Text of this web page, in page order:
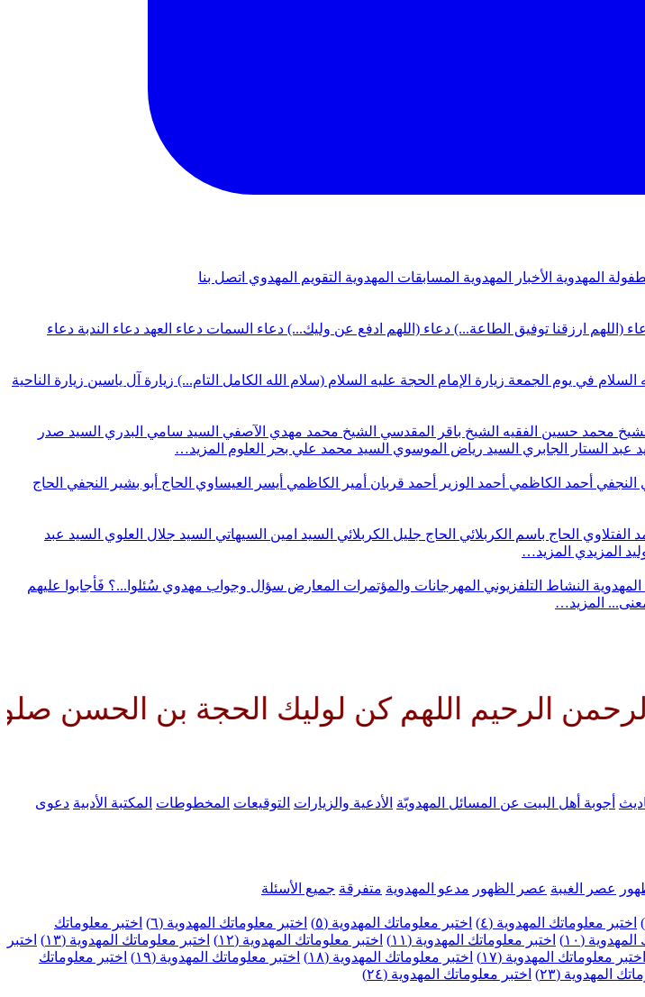
المهدوية الأخبار المهدوية المسابقات المهدوية التقويم المهدوي اتصل بنا
(اللهم ارزقنا توفيق الطاعة...) دعاء (اللهم ادفع عن وليك...) دعاء السمات دعاء العهد دعاء الندبة دعاء
السلام في يوم الجمعة زيارة الإمام الحجة عليه السلام (سلام الله الكامل التام...) زيارة آل ياسين زيارة الناحية
محمد حسين الفقيه الشيخ باقر المقدسي الشيخ محمد مهدي الآصفي السيد سامي البدري السيد صدر
عبد الستار الجابري السيد رياض الموسوي السيد محمد علي بحر العلوم المزيد…
النجفي أحمد الكاظمي أحمد الوزير أحمد قربان أمير الكاظمي أيسر العيساوي الحاج أبو بشير النجفي الحاج
الفتلاوي الحاج باسم الكربلائي الحاج جليل الكربلائي السيد امين السيهاتي السيد جلال العلوي السيد عبد
المزيدي المزيد…
المهدوية النشاط التلفزيوني المهرجانات والمؤتمرات المعارض سؤال وجواب مهدوي سُئلوا...؟ فَأجابوا عليهم
المزيد…
اللهم كن لوليك الحجة بن الحسن صلواتك
أجوبة أهل البيت عن المسائل المهدويّة الأدعية والزيارات التوقيعات المخطوطات المكتبة الأدبية دعوى
عصر الغيبة عصر الظهور مدعو المهدوية متفرقة جميع الأسئلة
اختبر معلوماتك المهدوية (٤) اختبر معلوماتك المهدوية (٥) اختبر معلوماتك المهدوية (٦)
اختبر معلوماتك
(١٠) اختبر معلوماتك المهدوية (١١) اختبر معلوماتك المهدوية (١٢) اختبر معلوماتك المهدوية (١٣)
اختبر
اختبر معلوماتك المهدوية (١٧) اختبر معلوماتك المهدوية (١٨) اختبر معلوماتك المهدوية (١٩)
اختبر معلوماتك
المهدوية (٢٣)
اختبر معلوماتك المهدوية (٢٤)